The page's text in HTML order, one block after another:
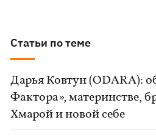
Статьи по теме
Дарья Ковтун (ODARA):
Фактора», материнстве,
Хмарой и новой себе